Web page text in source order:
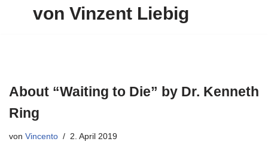
von Vinzent Liebig
About “Waiting to Die” by Dr. Kenneth
Ring
von Vincento 2. April 2019